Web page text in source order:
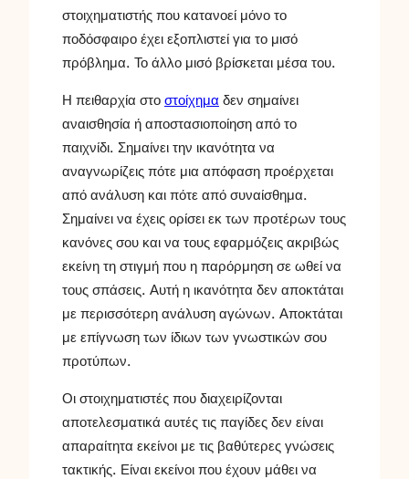
στοιχηματιστής που κατανοεί μόνο το
ποδόσφαιρο έχει εξοπλιστεί για το μισό
πρόβλημα. Το άλλο μισό βρίσκεται μέσα του.
Η πειθαρχία στο στοίχημα δεν σημαίνει
αναισθησία ή αποστασιοποίηση από το
παιχνίδι. Σημαίνει την ικανότητα να
αναγνωρίζεις πότε μια απόφαση προέρχεται
από ανάλυση και πότε από συναίσθημα.
Σημαίνει να έχεις ορίσει εκ των προτέρων τους
κανόνες σου και να τους εφαρμόζεις ακριβώς
εκείνη τη στιγμή που η παρόρμηση σε ωθεί να
τους σπάσεις. Αυτή η ικανότητα δεν αποκτάται
με περισσότερη ανάλυση αγώνων. Αποκτάται
με επίγνωση των ίδιων των γνωστικών σου
προτύπων.
Οι στοιχηματιστές που διαχειρίζονται
αποτελεσματικά αυτές τις παγίδες δεν είναι
απαραίτητα εκείνοι με τις βαθύτερες γνώσεις
τακτικής. Είναι εκείνοι που έχουν μάθει να